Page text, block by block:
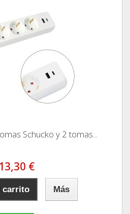
Schucko y 2 tomas...
13,30 €
carrito Más